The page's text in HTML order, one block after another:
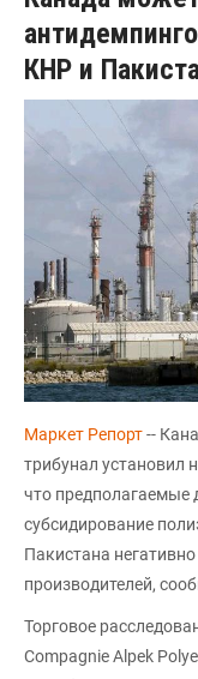
КНР и
Маркет Репорт--
трибунал установил
что предполагаемые
субсидирование
Пакистана
производителей,
Торговое
Compagnie Alpek